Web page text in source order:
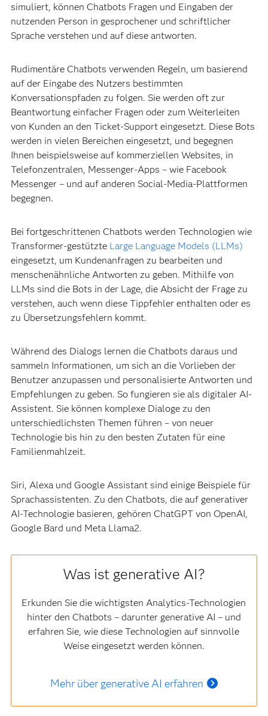
simuliert, können Chatbots Fragen und Eingaben der
nutzenden Person in gesprochener und schriftlicher
Sprache verstehen und auf diese antworten.
Rudimentäre Chatbots verwenden Regeln, um basierend
auf der Eingabe des Nutzers bestimmten
Konversationspfaden zu folgen. Sie werden oft zur
Beantwortung einfacher Fragen oder zum Weiterleiten
von Kunden an den Ticket-Support eingesetzt. Diese Bots
werden in vielen Bereichen eingesetzt, und begegnen
Ihnen beispielsweise auf kommerziellen Websites, in
Telefonzentralen, Messenger-Apps – wie Facebook
Messenger – und auf anderen Social-Media-Plattformen
begegnen.
Bei fortgeschrittenen Chatbots werden Technologien wie
Transformer-gestützte Large Language Models (LLMs)
eingesetzt, um Kundenanfragen zu bearbeiten und
menschenähnliche Antworten zu geben. Mithilfe von
LLMs sind die Bots in der Lage, die Absicht der Frage zu
verstehen, auch wenn diese Tippfehler enthalten oder es
zu Übersetzungsfehlern kommt.
Während des Dialogs lernen die Chatbots daraus und
sammeln Informationen, um sich an die Vorlieben der
Benutzer anzupassen und personalisierte Antworten und
Empfehlungen zu geben. So fungieren sie als digitaler AI-
Assistent. Sie können komplexe Dialoge zu den
unterschiedlichsten Themen führen – von neuer
Technologie bis hin zu den besten Zutaten für eine
Familienmahlzeit.
Siri, Alexa und Google Assistant sind einige Beispiele für
Sprachassistenten. Zu den Chatbots, die auf generativer
AI-Technologie basieren, gehören ChatGPT von OpenAI,
Google Bard und Meta Llama2.
Was ist generative AI?
Erkunden Sie die wichtigsten Analytics-Technologien
hinter den Chatbots – darunter generative AI – und
erfahren Sie, wie diese Technologien auf sinnvolle
Weise eingesetzt werden können.
Mehr über generative AI erfahren